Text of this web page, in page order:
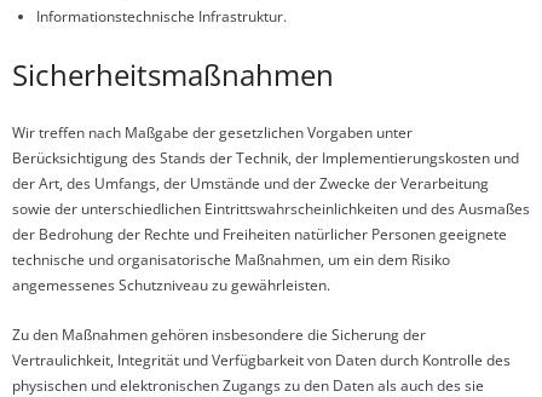
Informationstechnische Infrastruktur.
Sicherheitsmaßnahmen
Wir treffen nach Maßgabe der gesetzlichen Vorgaben unter
Berücksichtigung des Stands der Technik, der Implementierungskosten und
der Art, des Umfangs, der Umstände und der Zwecke der Verarbeitung
sowie der unterschiedlichen Eintrittswahrscheinlichkeiten und des Ausmaßes
der Bedrohung der Rechte und Freiheiten natürlicher Personen geeignete
technische und organisatorische Maßnahmen, um ein dem Risiko
angemessenes Schutzniveau zu gewährleisten.
Zu den Maßnahmen gehören insbesondere die Sicherung der
Vertraulichkeit, Integrität und Verfügbarkeit von Daten durch Kontrolle des
physischen und elektronischen Zugangs zu den Daten als auch des sie